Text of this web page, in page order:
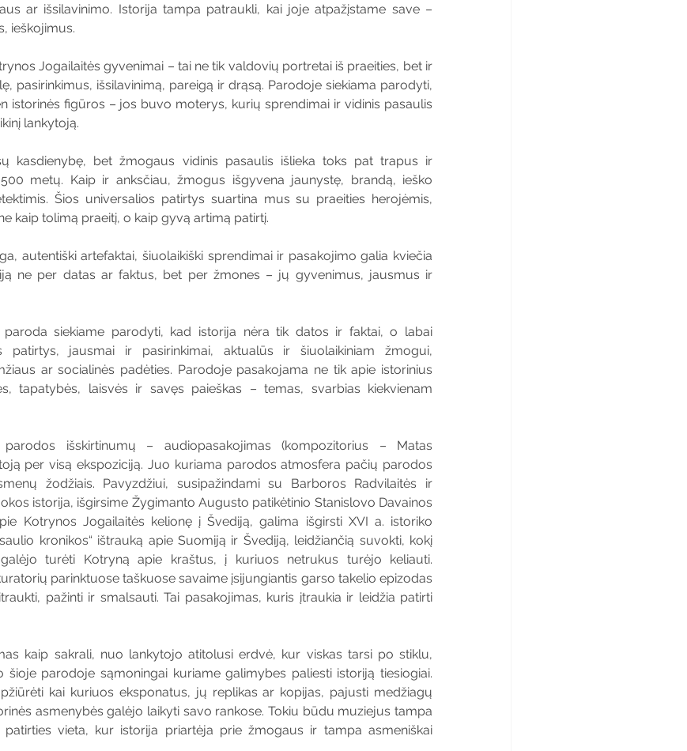
ar išsilavinimo. Istorija tampa patraukli, kai joje atpažįstame save –
ieškojimus.
Jogailaitės gyvenimai – tai ne tik valdovių portretai iš praeities, bet ir
pasirinkimus, išsilavinimą, pareigą ir drąsą. Parodoje siekiama parodyti,
istorinės figūros – jos buvo moterys, kurių sprendimai ir vidinis pasaulis
lankytoją.
kasdienybę, bet žmogaus vidinis pasaulis išlieka toks pat trapus ir
metų. Kaip ir anksčiau, žmogus išgyvena jaunystę, brandą, ieško
Šios universalios patirtys suartina mus su praeities herojėmis,
kaip tolimą praeitį, o kaip gyvą artimą patirtį.
autentiški artefaktai, šiuolaikiški sprendimai ir pasakojimo galia kviečia
ne per datas ar faktus, bet per žmones – jų gyvenimus, jausmus ir
paroda siekiame parodyti, kad istorija nėra tik datos ir faktai, o labai
patirtys, jausmai ir pasirinkimai, aktualūs ir šiuolaikiniam žmogui,
ar socialinės padėties. Parodoje pasakojama ne tik apie istorinius
tapatybės, laisvės ir savęs paieškas – temas, svarbias kiekvienam
išskirtinumų – audiopasakojimas (kompozitorius – Matas
per visą ekspoziciją. Juo kuriama parodos atmosfera pačių parodos
žodžiais. Pavyzdžiui, susipažindami su Barboros Radvilaitės ir
istorija, išgirsime Žygimanto Augusto patikėtinio Stanislovo Davainos
Kotrynos Jogailaitės kelionę į Švediją, galima išgirsti XVI a. istoriko
kronikos“ ištrauką apie Suomiją ir Švediją, leidžiančią suvokti, kokį
turėti Kotryną apie kraštus, į kuriuos netrukus turėjo keliauti.
parinktuose taškuose savaime įsijungiantis garso takelio epizodas
pažinti ir smalsauti. Tai pasakojimas, kuris įtraukia ir leidžia patirti
kaip sakrali, nuo lankytojo atitolusi erdvė, kur viskas tarsi po stiklu,
parodoje sąmoningai kuriame galimybes paliesti istoriją tiesiogiai.
kai kuriuos eksponatus, jų replikas ar kopijas, pajusti medžiagų
asmenybės galėjo laikyti savo rankose. Tokiu būdu muziejus tampa
vieta, kur istorija priartėja prie žmogaus ir tampa asmeniškai